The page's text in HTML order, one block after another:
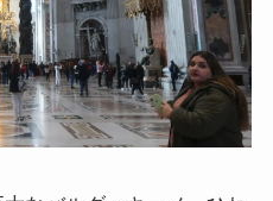
イトの父親殺し
地を巡る旅
・ジョージアの旅